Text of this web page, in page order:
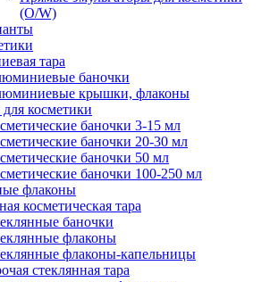
(O/W)
тара
баночки
крышки, флаконы
косметики
баночки 3-15 мл
баночки 20-30 мл
баночки 50 мл
баночки 100-250 мл
флаконы
косметическая тара
баночки
флаконы
флаконы-капельницы
стеклянная тара